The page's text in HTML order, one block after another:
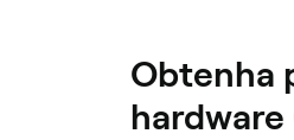
Obtenha
hardware